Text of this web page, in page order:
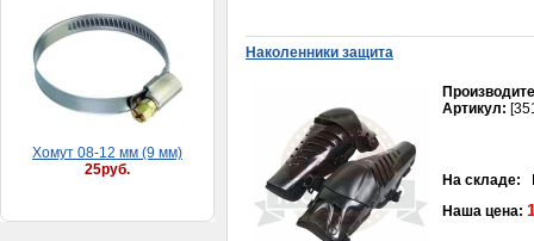
Хомут 08-12 мм (9 мм)
25руб.
Наколенники защита
Артикул:
На складе:
Наша цена: